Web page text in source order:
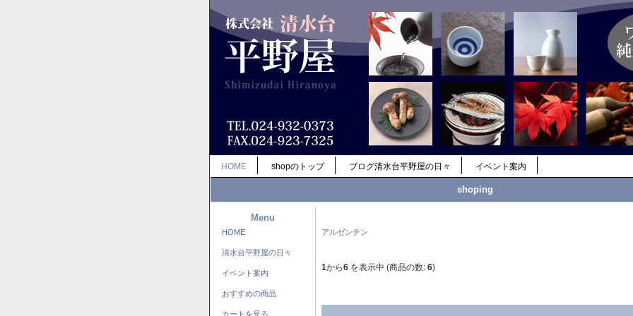
HOME shopのトップ ブログ清水台平野屋の日々 イベント案内
shoping
Menu
HOME
清水台平野屋の日々
イベント案内
おすすめの商品
カートを見る
アルゼンチン
1から6 を表示中 (商品の数: 6)